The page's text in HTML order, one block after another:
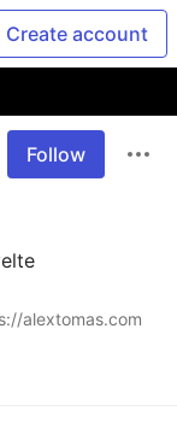
Create account
Follow
alextomas.com